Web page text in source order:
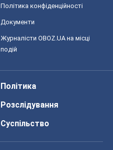
Політика конфіденційності
Документи
Журналісти OBOZ.UA на місці
подій
Політика
Розслідування
Суспільство